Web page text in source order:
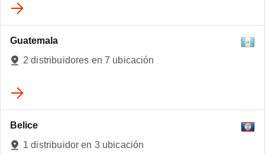
3
Guatemala
2 distribuidores en 7 ubicación
Belice
1 distribuidor en 3 ubicación